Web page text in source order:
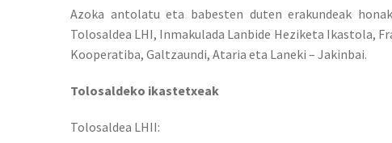
Azoka antolatu eta babesten duten erakundeak
Tolosaldea LHI, Inmakulada Lanbide Heziketa Ikastola,
Kooperatiba, Galtzaundi, Ataria eta Laneki – Jakinbai.
Tolosaldeko ikastetxeak
Tolosaldea LHII: